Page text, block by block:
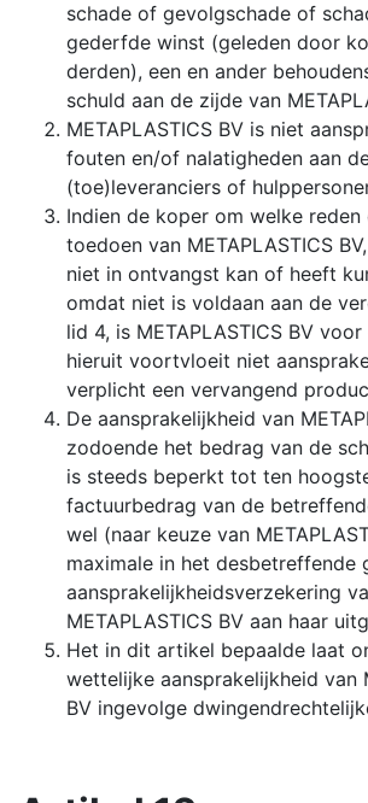
schade of gevolgschade of
gederfde winst (geleden door
derden), een en ander
schuld aan de zijde van
METAPLASTICS BV is niet
fouten en/of nalatigheden aan
(toe)leveranciers of
Indien de koper om welke
toedoen van METAPLASTICS
niet in ontvangst kan of heeft
omdat niet is voldaan aan de
lid 4, is METAPLASTICS BV
hieruit voortvloeit niet
verplicht een vervangend
De aansprakelijkheid van
zodoende het bedrag van de
is steeds beperkt tot ten
factuurbedrag van de
wel (naar keuze van
maximale in het desbetreffende
aansprakelijkheidsverzekering
METAPLASTICS BV aan haar
Het in dit artikel bepaalde laat
wettelijke aansprakelijkheid van
BV ingevolge